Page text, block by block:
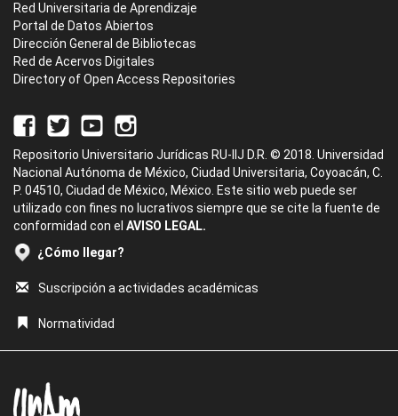
Red Universitaria de Aprendizaje
Portal de Datos Abiertos
Dirección General de Bibliotecas
Red de Acervos Digitales
Directory of Open Access Repositories
Repositorio Universitario Jurídicas RU-IIJ D.R. © 2018. Universidad
Nacional Autónoma de México, Ciudad Universitaria, Coyoacán, C.
P. 04510, Ciudad de México, México. Este sitio web puede ser
utilizado con fines no lucrativos siempre que se cite la fuente de
conformidad con el AVISO LEGAL.
¿Cómo llegar?
Suscripción a actividades académicas
Normatividad